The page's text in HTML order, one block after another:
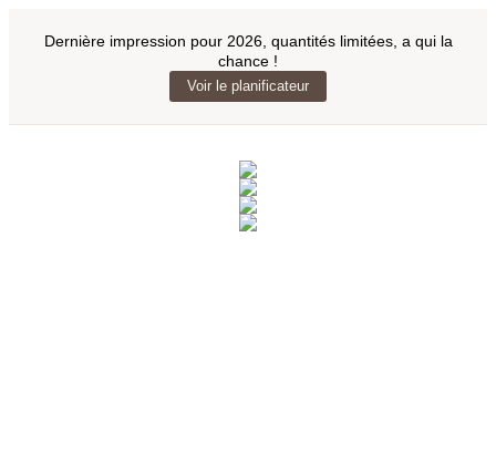
Dernière impression pour 2026, quantités limitées, a qui la
chance !
Voir le planificateur